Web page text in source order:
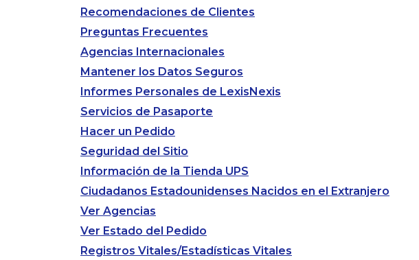
Recomendaciones de Clientes
Preguntas Frecuentes
Agencias Internacionales
Mantener los Datos Seguros
Informes Personales de LexisNexis
Servicios de Pasaporte
Hacer un Pedido
Seguridad del Sitio
Información de la Tienda UPS
Ciudadanos Estadounidenses Nacidos en el Extranjero
Ver Agencias
Ver Estado del Pedido
Registros Vitales/Estadísticas Vitales